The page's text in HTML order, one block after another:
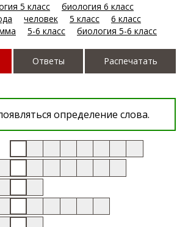
5 класс
биология 6 класс
человек 5 класс
6 класс
5-6 класс биология 5-6 класс
Ответы Распечатать
определение слова.